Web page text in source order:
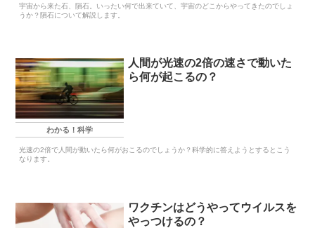
宇宙から来た石、隕石。いったい何で出来ていて、宇宙のどこからやってきたのでしょ
うか？隕石について解説します。
わかる！科学
人間が光速の2倍の速さで動いた
ら何が起こるの？
光速の2倍で人間が動いたら何がおこるのでしょうか？科学的に答えようとするとこう
なります。
ワクチンはどうやってウイルスを
やっつけるの？